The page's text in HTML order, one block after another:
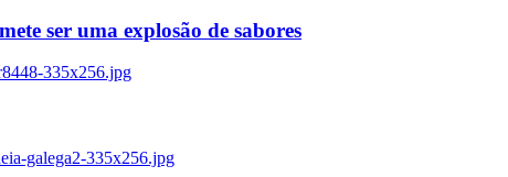
ser uma explosão de sabores
335x256.jpg
galega2-335x256.jpg